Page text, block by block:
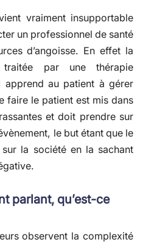
vraiment insupportable
un professionnel de santé
d’angoisse. En effet la
par une thérapie
apprend au patient à gérer
faire le patient est mis dans
et doit prendre sur
le but étant que le
sur la société en la sachant
parlant, qu’est-ce
observent la complexité